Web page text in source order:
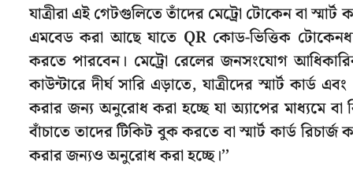
যাত্রীরা এই গেটগুলিতে তাঁদের মেট্রো টোকেন বা
এমবেড করা আছে যাতে QR কোড-ভিত্তিক
করতে পারবেন। মেট্রো রেলের জনসংযোগ
কাউন্টারে দীর্ঘ সারি এড়াতে, যাত্রীদের স্মার্ট
করার জন্য অনুরোধ করা হচ্ছে যা অ্যাপের মাধ্যমে
বাঁচাতে তাদের টিকিট বুক করতে বা স্মার্ট কার্ড
করার জন্যও অনুরোধ করা হচ্ছে।’’